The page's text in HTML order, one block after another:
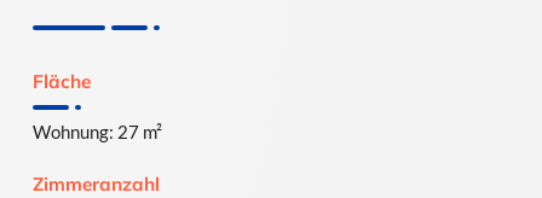
Fläche
Wohnung: 27 m²
Zimmeranzahl